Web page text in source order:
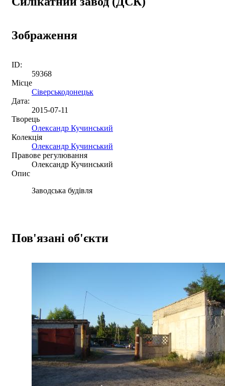
Зображення
ID:
59368
Місце
Сіверськодонецьк
Дата:
2015-07-11
Творець
Олександр Кучинський
Колекція
Олександр Кучинський
Правове регулювання
Олександр Кучинський
Опис
Заводська будівля
Пов'язані об'єкти